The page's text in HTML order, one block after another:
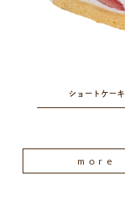
ショートケーキ
more